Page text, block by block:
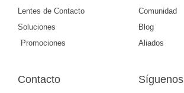
Lentes de Contacto
Soluciones
Promociones
Comunidad
Blog
Aliados
Contacto Síguenos